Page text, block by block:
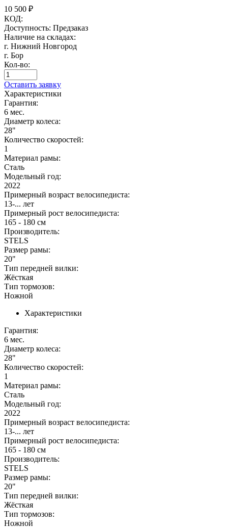
10 500 ₽
КОД:
Доступность: Предзаказ
Наличие на складах:
г. Нижний Новгород
г. Бор
Кол-во:
Оставить заявку
Характеристики
Гарантия:
6 мес.
Диаметр колеса:
28"
Количество скоростей:
1
Материал рамы:
Сталь
Модельный год:
2022
Примерный возраст велосипедиста:
13-... лет
Примерный рост велосипедиста:
165 - 180 см
Производитель:
STELS
Размер рамы:
20"
Тип передней вилки:
Жёсткая
Тип тормозов:
Ножной
Характеристики
Гарантия:
6 мес.
Диаметр колеса:
28"
Количество скоростей:
1
Материал рамы:
Сталь
Модельный год:
2022
Примерный возраст велосипедиста:
13-... лет
Примерный рост велосипедиста:
165 - 180 см
Производитель:
STELS
Размер рамы:
20"
Тип передней вилки:
Жёсткая
Тип тормозов:
Ножной